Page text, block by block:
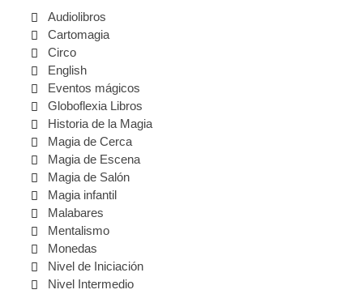
Audiolibros
Cartomagia
Circo
English
Eventos mágicos
Globoflexia Libros
Historia de la Magia
Magia de Cerca
Magia de Escena
Magia de Salón
Magia infantil
Malabares
Mentalismo
Monedas
Nivel de Iniciación
Nivel Intermedio